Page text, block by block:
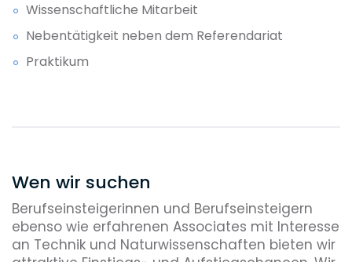
Wissenschaftliche Mitarbeit
Nebentätigkeit neben dem Referendariat
Praktikum
Wen wir suchen
Berufseinsteigerinnen und Berufseinsteigern
ebenso wie erfahrenen Associates mit Interesse
an Technik und Naturwissenschaften bieten wir